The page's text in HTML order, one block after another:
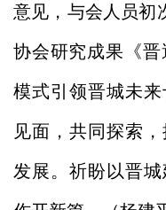
意见，与会人员初
协会研究成果《晋
模式引领晋城未
见面，共同探索
发展。祈盼以晋